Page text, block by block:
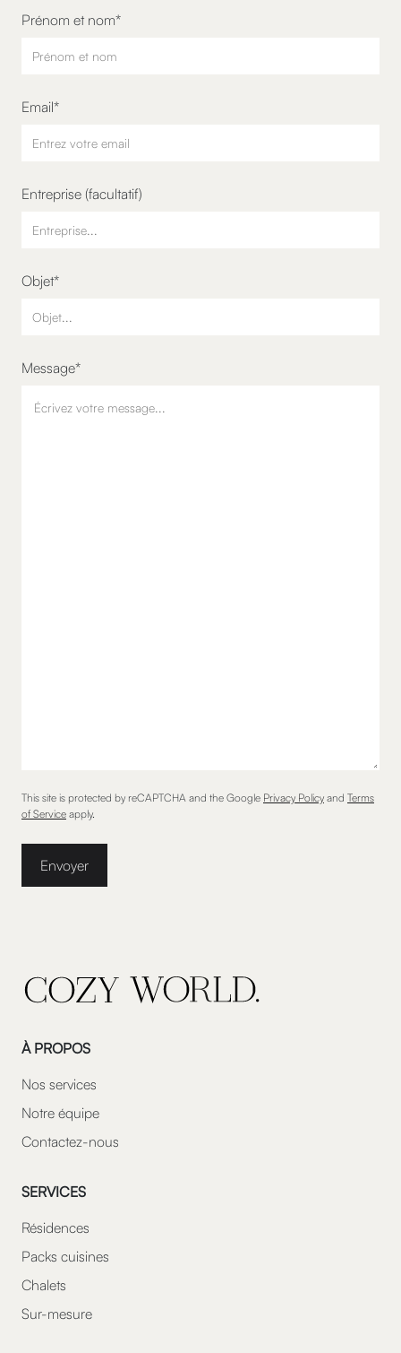
Prénom et nom*
Email*
Entreprise (facultatif)
Objet*
Message*
This site is protected by reCAPTCHA and the Google Privacy Policy and Terms
of Service apply.
Envoyer
À PROPOS
Nos services
Notre équipe
Contactez-nous
SERVICES
Résidences
Packs cuisines
Chalets
Sur-mesure